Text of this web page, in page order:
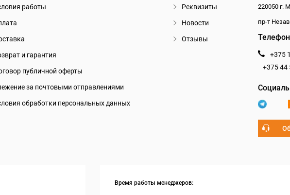
работы
и гарантия
публичной оферты
за почтовыми отправлениями
обработки персональных данных
Реквизиты
Новости
Отзывы
220050 г.
пр-т
+375
+375 44
Время работы менеджеров: